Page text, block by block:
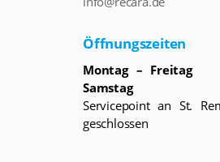
Öffnungszeiten
Montag – Freitag
Samstag
Servicepoint an St.
geschlossen